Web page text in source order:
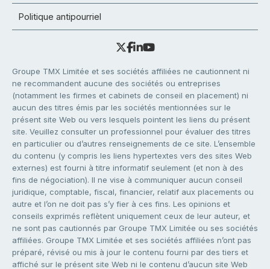
Politique antipourriel
Groupe TMX Limitée et ses sociétés affiliées ne cautionnent ni
ne recommandent aucune des sociétés ou entreprises
(notamment les firmes et cabinets de conseil en placement) ni
aucun des titres émis par les sociétés mentionnées sur le
présent site Web ou vers lesquels pointent les liens du présent
site. Veuillez consulter un professionnel pour évaluer des titres
en particulier ou d’autres renseignements de ce site. L’ensemble
du contenu (y compris les liens hypertextes vers des sites Web
externes) est fourni à titre informatif seulement (et non à des
fins de négociation). Il ne vise à communiquer aucun conseil
juridique, comptable, fiscal, financier, relatif aux placements ou
autre et l’on ne doit pas s’y fier à ces fins. Les opinions et
conseils exprimés reflètent uniquement ceux de leur auteur, et
ne sont pas cautionnés par Groupe TMX Limitée ou ses sociétés
affiliées. Groupe TMX Limitée et ses sociétés affiliées n’ont pas
préparé, révisé ou mis à jour le contenu fourni par des tiers et
affiché sur le présent site Web ni le contenu d’aucun site Web